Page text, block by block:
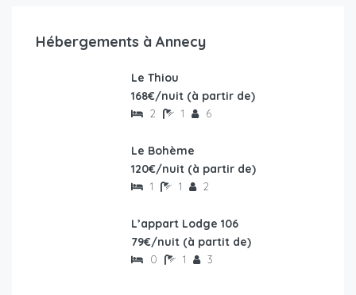
Hébergements à Annecy
Le Thiou
168€/nuit (à partir de)
2 1 6
Le Bohème
120€/nuit (à partir de)
1 1 2
L’appart Lodge 106
79€/nuit (à partit de)
0 1 3